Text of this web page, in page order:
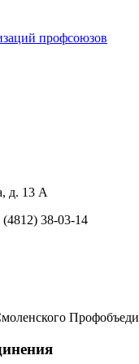
профсоюзов
д. 13 А
(4812) 38-03-14